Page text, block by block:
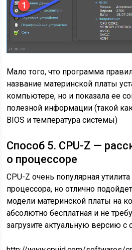
Мало того, что программа
название материнской платы
компьютере, но и показала ее
полезной информации (такой
BIOS и температура системы)
Способ 5. CPU-Z —
о процессоре
CPU-Z очень популярная
процессора, но отлично
модели материнской платы на
абсолютно бесплатная и не
загрузите актуальную версию с